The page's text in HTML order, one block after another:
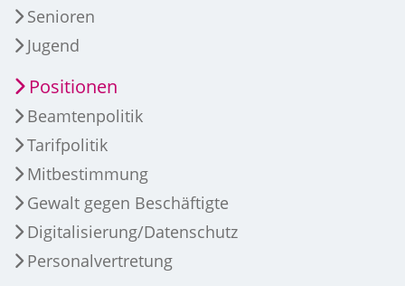
Senioren
Jugend
Positionen
Beamtenpolitik
Tarifpolitik
Mitbestimmung
Gewalt gegen Beschäftigte
Digitalisierung/Datenschutz
Personalvertretung